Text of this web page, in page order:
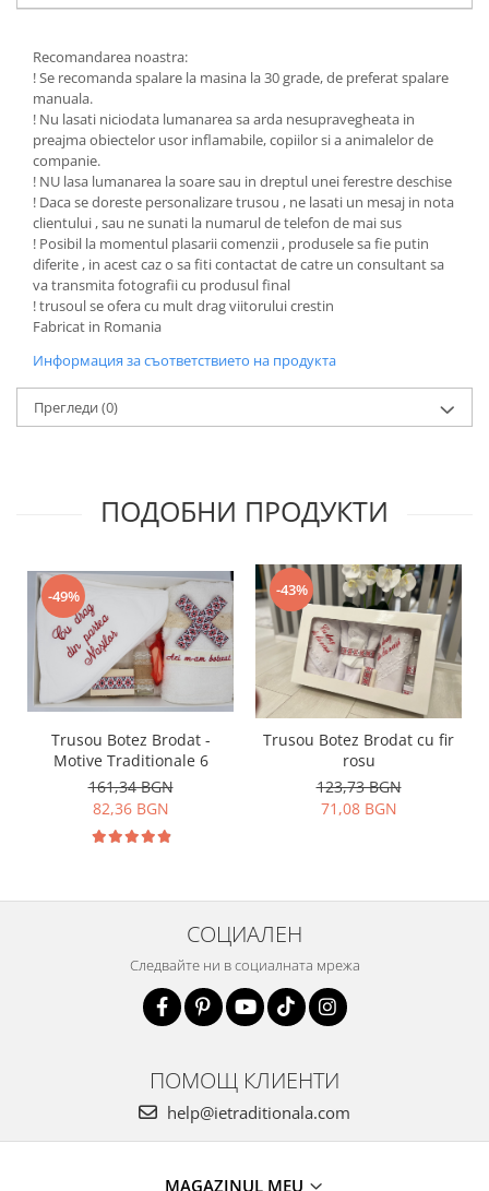
Recomandarea noastra:
! Se recomanda spalare la masina la 30 grade, de preferat spalare
manuala.
! Nu lasati niciodata lumanarea sa arda nesupravegheata in
preajma obiectelor usor inflamabile, copiilor si a animalelor de
companie.
! NU lasa lumanarea la soare sau in dreptul unei ferestre deschise
! Daca se doreste personalizare trusou , ne lasati un mesaj in nota
clientului , sau ne sunati la numarul de telefon de mai sus
! Posibil la momentul plasarii comenzii , produsele sa fie putin
diferite , in acest caz o sa fiti contactat de catre un consultant sa
va transmita fotografii cu produsul final
! trusoul se ofera cu mult drag viitorului crestin
Fabricat in Romania
Информация за съответствието на продукта
Прегледи (0)
ПОДОБНИ ПРОДУКТИ
-49%
Trusou Botez Brodat -
Motive Traditionale 6
161,34 BGN
82,36 BGN
-43%
Trusou Botez Brodat cu fir
rosu
123,73 BGN
71,08 BGN
СОЦИАЛЕН
Следвайте ни в социалната мрежа
ПОМОЩ КЛИЕНТИ
help@ietraditionala.com
MAGAZINUL MEU